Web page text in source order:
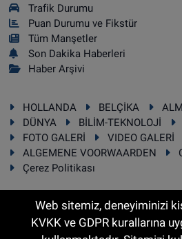
Trafik Durumu
Puan Durumu ve Fikstür
Tüm Manşetler
Son Dakika Haberleri
Haber Arşivi
HOLLANDA BELÇİKA
DÜNYA
BİLİM-TEKNOLOJİ
FOTO GALERİ
VIDEO GALERİ
ALGEMENE VOORWAARDEN
Çerez Politikası
RSS Copyright © 2025
Web sitemiz, deneyiminizi
KVKK ve GDPR kurallarına